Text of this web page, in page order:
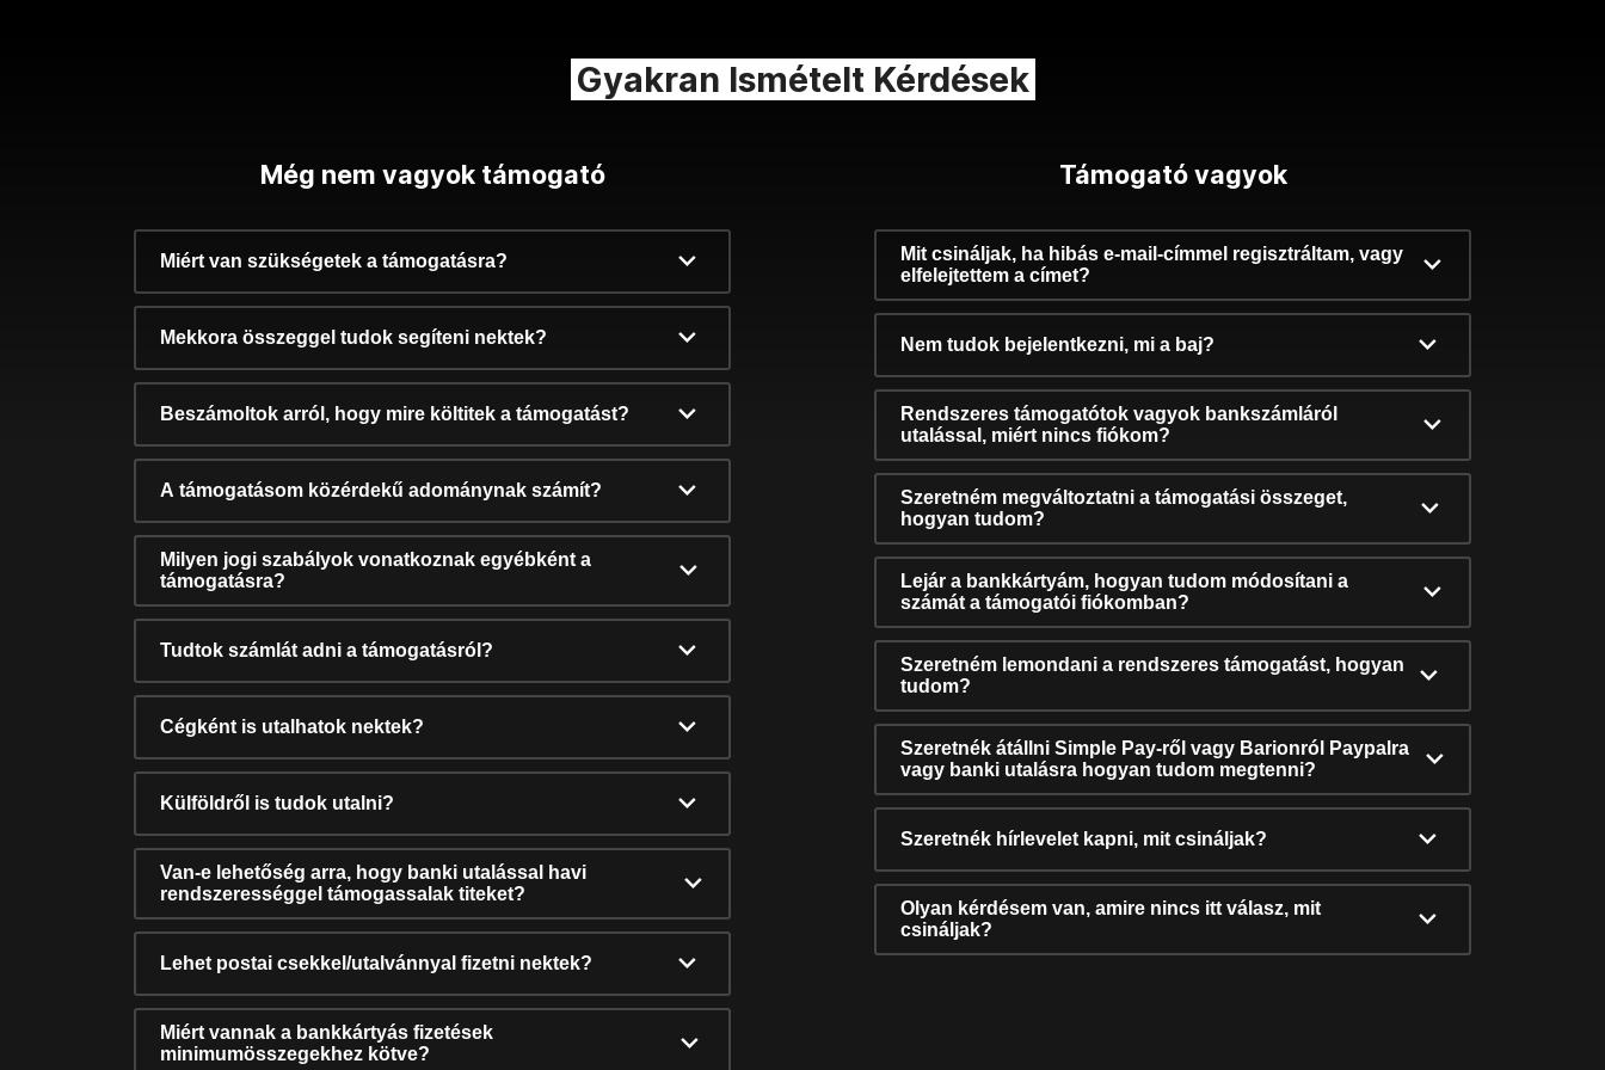
Gyakran Ismételt Kérdések
Még nem vagyok támogató
Miért van szükségetek a támogatásra?
Mekkora összeggel tudok segíteni nektek?
Beszámoltok arról, hogy mire költitek a támogatást?
A támogatásom közérdekű adománynak számít?
Milyen jogi szabályok vonatkoznak egyébként a
támogatásra?
Tudtok számlát adni a támogatásról?
Cégként is utalhatok nektek?
Külföldről is tudok utalni?
Van-e lehetőség arra, hogy banki utalással havi
rendszerességgel támogassalak titeket?
Lehet postai csekkel/utalvánnyal fizetni nektek?
Miért vannak a bankkártyás fizetések
minimumösszegekhez kötve?
Támogató vagyok
Mit csináljak, ha hibás e-mail-címmel regisztráltam, vagy
elfelejtettem a címet?
Nem tudok bejelentkezni, mi a baj?
Rendszeres támogatótok vagyok bankszámláról
utalással, miért nincs fiókom?
Szeretném megváltoztatni a támogatási összeget,
hogyan tudom?
Lejár a bankkártyám, hogyan tudom módosítani a
számát a támogatói fiókomban?
Szeretném lemondani a rendszeres támogatást, hogyan
tudom?
Szeretnék átállni Simple Pay-ről vagy Barionról Paypalra
vagy banki utalásra hogyan tudom megtenni?
Szeretnék hírlevelet kapni, mit csináljak?
Olyan kérdésem van, amire nincs itt válasz, mit
csináljak?